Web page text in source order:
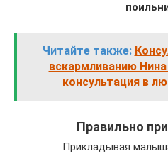
Читайте также:
вскармливанию
консультация в
Правильно
Прикладывая